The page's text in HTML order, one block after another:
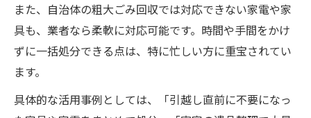
また、自治体の粗大ごみ回収では対応できない家電や家
具も、業者なら柔軟に対応可能です。時間や手間をかけ
ずに一括処分できる点は、特に忙しい方に重宝されてい
ます。
具体的な活用事例としては、「引越し直前に不要になっ